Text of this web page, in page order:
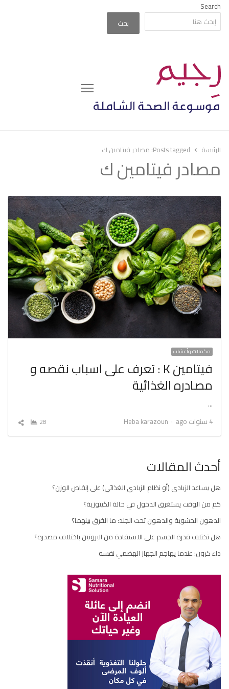
Search
بحث
Menu
الرئيسة Posts tagged: مصادر فيتامين ك
مصادر فيتامين ك
مكملات وأعشاب
فيتامين K : تعرف على اسباب نقصه و
مصادره الغذائية
…
4 سنوات ago
Author
Heba karazoun
28
شارك
أحدث المقالات
هل يساعد الزبادي (أو نظام الزبادي الغذائي) على إنقاص الوزن؟
كم من الوقت يستغرق الدخول في حالة الكيتوزية؟
الدهون الحشوية والدهون تحت الجلد: ما الفرق بينهما؟
هل تختلف قدرة الجسم على الاستفادة من البروتين باختلاف مصدره؟
داء كرون: عندما يهاجم الجهاز الهضمي نفسه